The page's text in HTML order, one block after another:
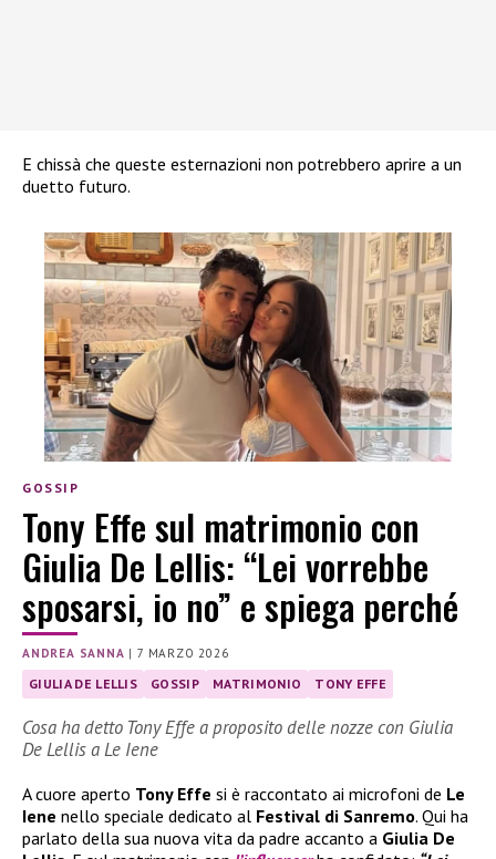
E chissà che queste esternazioni non potrebbero aprire a un
duetto futuro.
GOSSIP
Tony Effe sul matrimonio con
Giulia De Lellis: “Lei vorrebbe
sposarsi, io no” e spiega perché
ANDREA SANNA |7 MARZO 2026
GIULIA DE LELLIS GOSSIP MATRIMONIO TONY EFFE
Cosa ha detto Tony Effe a proposito delle nozze con Giulia
De Lellis a Le Iene
A cuore aperto Tony Effe si è raccontato ai microfoni de Le
Iene nello speciale dedicato al Festival di Sanremo. Qui ha
parlato della sua nuova vita da padre accanto a Giulia De